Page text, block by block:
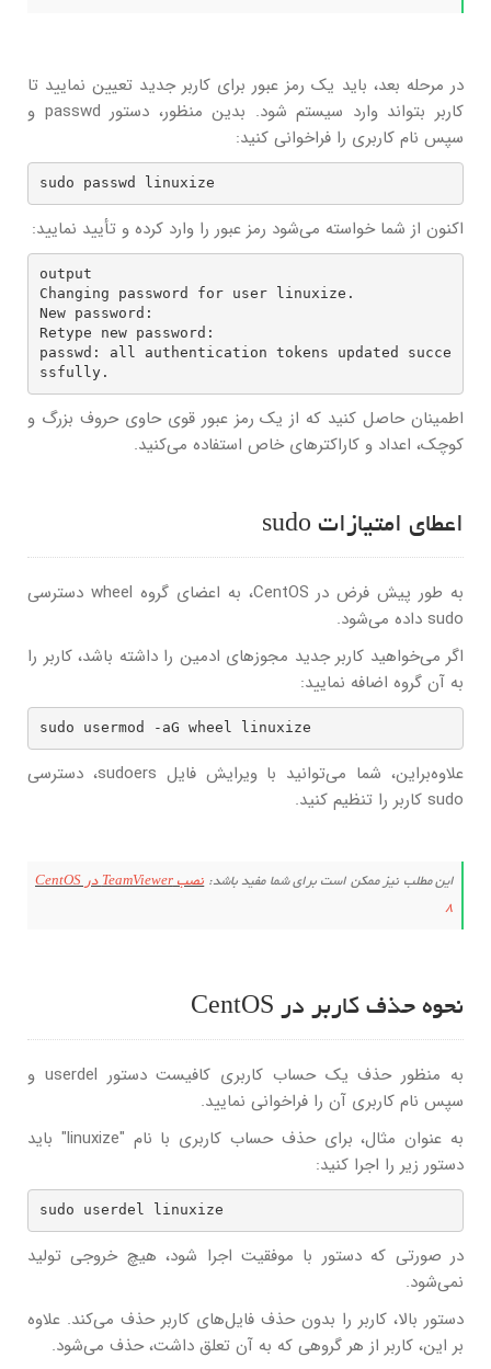
در مرحله بعد، باید یک رمز عبور برای کاربر جدید تعیین نمایید تا
کاربر بتواند وارد سیستم شود. بدین منظور، دستور passwd و
سپس نام کاربری را فراخوانی کنید:
sudo passwd linuxize
اکنون از شما خواسته می‌شود رمز عبور را وارد کرده و تأیید نمایید:
output
Changing password for user linuxize.
New password:
Retype new password:
passwd: all authentication tokens updated succe
اطمینان حاصل کنید که از یک رمز عبور قوی حاوی حروف بزرگ و
کوچک، اعداد و کاراکترهای خاص استفاده می‌کنید.
اعطای امتیازات sudo
به طور پیش فرض در CentOS، به اعضای گروه wheel دسترسی
sudo داده می‌شود.
اگر می‌خواهید کاربر جدید مجوزهای ادمین را داشته باشد، کاربر را
به آن گروه اضافه نمایید:
sudo usermod -aG wheel linuxize
علاوه‌براین، شما می‌توانید با ویرایش فایل sudoers، دسترسی
sudo کاربر را تنظیم کنید.
این مطلب نیز ممکن است برای شما مفید باشد:
نصب TeamViewer در CentOS
8
نحوه حذف کاربر در CentOS
به منظور حذف یک حساب کاربری کافیست دستور userdel و
سپس نام کاربری آن را فراخوانی نمایید.
به عنوان مثال، برای حذف حساب کاربری با نام "linuxize" باید
دستور زیر را اجرا کنید:
sudo userdel linuxize
در صورتی که دستور با موفقیت اجرا شود، هیچ خروجی تولید
نمی‌شود.
دستور بالا، کاربر را بدون حذف فایل‌های کاربر حذف می‌کند. علاوه
بر این، کاربر از هر گروهی که به آن تعلق داشت، حذف می‌شود.